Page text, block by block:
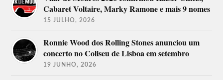
Cabaret Voltaire, Marky Ramone e mais 9 nomes
15 JULHO, 2026
Ronnie Wood dos Rolling Stones anunciou um
concerto no Coliseu de Lisboa em setembro
19 JUNHO, 2026